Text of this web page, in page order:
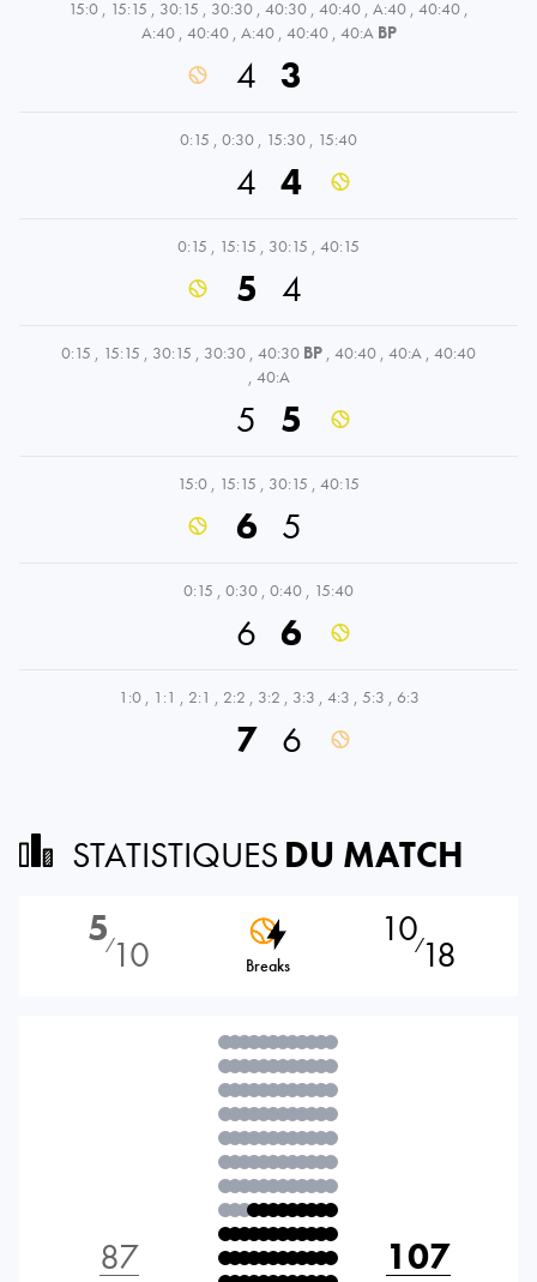
15:0 , 15:15 , 30:15 , 30:30 , 40:30 , 40:40 , A:40 , 40:40 ,
A:40 , 40:40 , A:40 , 40:40 , 40:A BP
4 3
0:15 , 0:30 , 15:30 , 15:40
4 4
0:15 , 15:15 , 30:15 , 40:15
5 4
0:15 , 15:15 , 30:15 , 30:30 , 40:30 BP , 40:40 , 40:A , 40:40
, 40:A
5 5
15:0 , 15:15 , 30:15 , 40:15
6 5
0:15 , 0:30 , 0:40 , 15:40
6 6
1:0 , 1:1 , 2:1 , 2:2 , 3:2 , 3:3 , 4:3 , 5:3 , 6:3
7 6
STATISTIQUES DU MATCH
5⁄10 Breaks
10⁄18
87 107